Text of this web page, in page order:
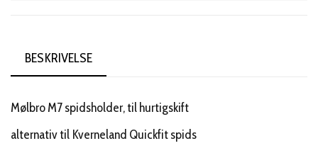
BESKRIVELSE
Mølbro M7 spidsholder, til hurtigskift
alternativ til Kverneland Quickfit spids